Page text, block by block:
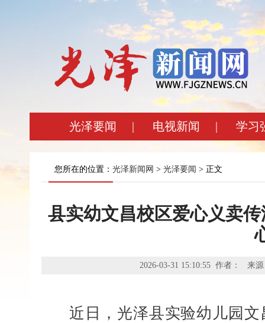
光泽要闻 | 电视新闻 | 学习
您所在的位置： 光泽新闻网 > 光泽要闻 > 正文
县实幼文昌校区爱心义卖
2026-03-31 15:10:55 作者： 来
近日，光泽县实验幼儿园